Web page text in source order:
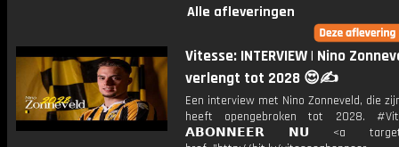
Alle afleveringen
Vitesse: INTERVIEW | Nino
verlengt tot 2028 😍✍️
Een interview met Nino Zonneveld, die
heeft opengebroken tot 2028.
𝗔𝗕𝗢𝗡𝗡𝗘𝗘𝗥 𝗡𝗨 <a